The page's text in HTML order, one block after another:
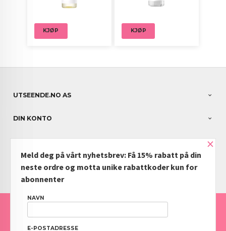
KJØP KJØP
UTSEENDE.NO AS
DIN KONTO
NYHETSBREV
PARTNERE
FRAKT KJØPSBETINGELSER SIKKERHET OG PERSONVERN
×
Meld deg på vårt nyhetsbrev: Få 15% rabatt på din
neste ordre og motta unike rabattkoder kun for
abonnenter
NAVN
E-POSTADRESSE